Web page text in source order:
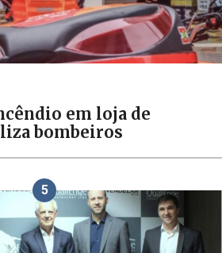
em loja de
bombeiros
5